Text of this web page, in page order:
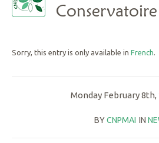
Conservatoire
Sorry, this entry is only available in French.
Monday February 8th,
BYCNPMAI IN